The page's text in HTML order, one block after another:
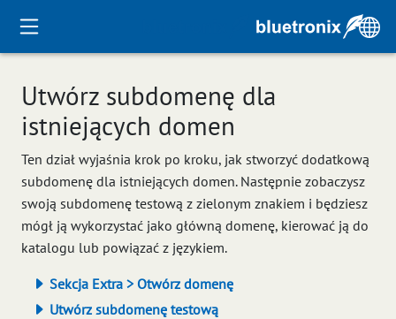
Utwórz subdomenę dla
istniejących domen
Ten dział wyjaśnia krok po kroku, jak stworzyć dodatkową
subdomenę dla istniejących domen. Następnie zobaczysz
swoją subdomenę testową z zielonym znakiem i będziesz
mógł ją wykorzystać jako główną domenę, kierować ją do
katalogu lub powiązać z językiem.
Sekcja Extra > Otwórz domenę
Utwórz subdomenę testową